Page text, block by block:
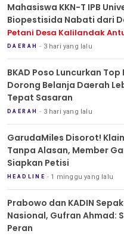
Mahasiswa KKN-T IPB
Biopestisida Nabati dari
Petani Desa Kalilandak
DAERAH 3 hari yang lalu
BKAD Poso Luncurkan
Dorong Belanja Daerah
Tepat Sasaran
DAERAH 3 hari yang lalu
GarudaMiles Disorot!
Tanpa Alasan, Member
Siapkan Petisi
HEADLINE 1 minggu yang lalu
Prabowo dan KADIN
Nasional, Gufran Ahmad:
Peran